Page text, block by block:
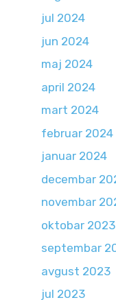
jul 2024
jun 2024
maj 2024
april 2024
mart 2024
februar 2024
januar 2024
decembar
novembar
oktobar 2023
septembar
avgust 2023
jul 2023